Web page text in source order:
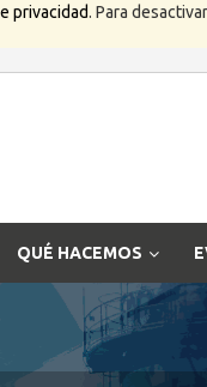
privacidad. Para
QUÉ HACEMOS